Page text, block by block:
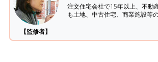
【監修者】
注文住宅会社で15年以上、不動
も土地、中古住宅、商業施設等